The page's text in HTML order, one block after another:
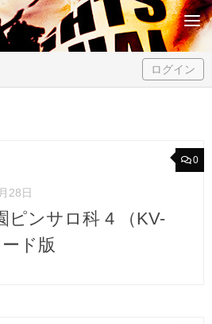
ログイン
0
28日
ピンサロ科 4 （KV-
ド版